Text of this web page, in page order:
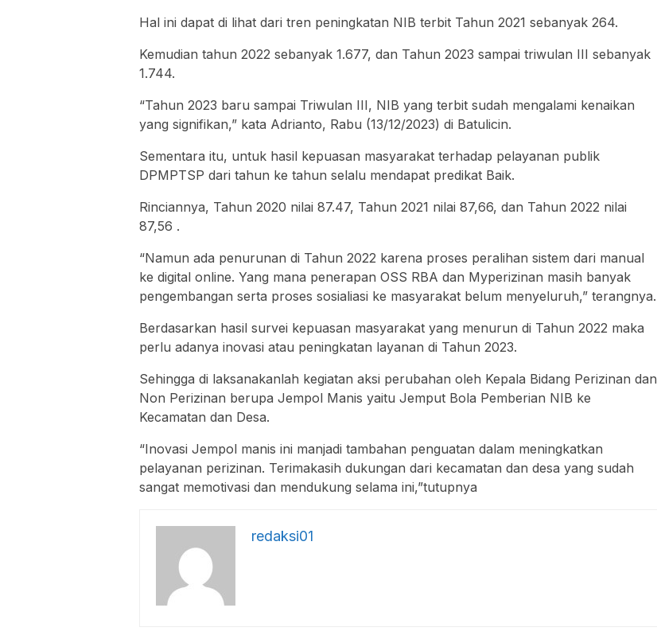
Hal ini dapat di lihat dari tren peningkatan NIB terbit Tahun 2021 sebanyak 264.
Kemudian tahun 2022 sebanyak 1.677, dan Tahun 2023 sampai triwulan III sebanyak
1.744.
“Tahun 2023 baru sampai Triwulan III, NIB yang terbit sudah mengalami kenaikan
yang signifikan,” kata Adrianto, Rabu (13/12/2023) di Batulicin.
Sementara itu, untuk hasil kepuasan masyarakat terhadap pelayanan publik
DPMPTSP dari tahun ke tahun selalu mendapat predikat Baik.
Rinciannya, Tahun 2020 nilai 87.47, Tahun 2021 nilai 87,66, dan Tahun 2022 nilai
87,56 .
“Namun ada penurunan di Tahun 2022 karena proses peralihan sistem dari manual
ke digital online. Yang mana penerapan OSS RBA dan Myperizinan masih banyak
pengembangan serta proses sosialiasi ke masyarakat belum menyeluruh,” terangnya.
Berdasarkan hasil survei kepuasan masyarakat yang menurun di Tahun 2022 maka
perlu adanya inovasi atau peningkatan layanan di Tahun 2023.
Sehingga di laksanakanlah kegiatan aksi perubahan oleh Kepala Bidang Perizinan dan
Non Perizinan berupa Jempol Manis yaitu Jemput Bola Pemberian NIB ke
Kecamatan dan Desa.
“Inovasi Jempol manis ini manjadi tambahan penguatan dalam meningkatkan
pelayanan perizinan. Terimakasih dukungan dari kecamatan dan desa yang sudah
sangat memotivasi dan mendukung selama ini,”tutupnya
redaksi01